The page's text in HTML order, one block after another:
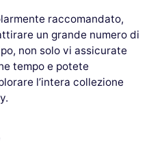
raccomandato,
un grande numero di
non solo vi assicurate
tempo e potete
l’intera collezione